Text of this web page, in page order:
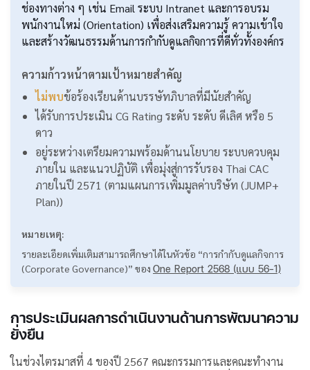
ช่องทางต่าง ๆ เช่น Email ระบบ Intranet และการอบรม
พนักงานใหม่ (Orientation) เพื่อส่งเสริมความรู้ ความเข้าใจ
และสร้างวัฒนธรรมด้านการกำกับดูแลกิจการที่ดีทั่วทั้งองค์กร
ความก้าวหน้าตามเป้าหมายสำคัญ
ไม่พบข้อร้องเรียนด้านบรรษัทภิบาลที่มีนัยสำคัญ
ได้รับการประเมิน CG Rating ระดับ ระดับ ดีเลิศ หรือ 5
ดาว
อยู่ระหว่างเตรียมความพร้อมด้านนโยบาย ระบบควบคุม
ภายใน และแนวปฏิบัติ เพื่อมุ่งสู่การรับรอง Thai CAC
ภายในปี 2571 (ตามแผนการเพิ่มมูลค่าบริษัท (JUMP+
Plan))
หมายเหตุ:
รายละเอียดเพิ่มเติมสามารถศึกษาได้ในหัวข้อ “การกำกับดูแลกิจการ
(Corporate Governance)” ของ One Report 2568 (แบบ 56-1)
การประเมินผลการดำเนินงานด้านการพัฒนาความ
ยั่งยืน
ในช่วงไตรมาสที่ 4 ของปี 2567 คณะกรรมการและคณะทำงาน